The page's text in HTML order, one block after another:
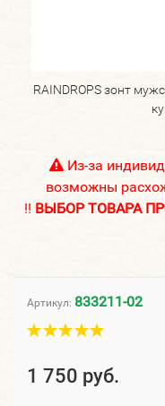
RAINDROPS зонт
Из-за
возможны
!! ВЫБОР ТОВАРА
Артикул: 833211-02
1 750 руб.